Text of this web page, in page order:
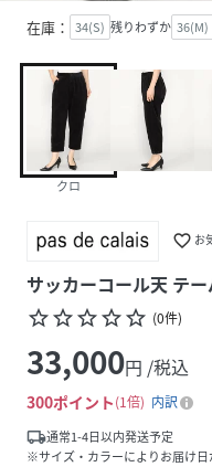
在庫： 34(S) 残りわずか 36(M)
クロ
favorite_border お
サッカーコール天 テ
star_borderstar_borderstar_borderstar_borderstar_border (0件)
33,000円 /税込
300ポイント 1倍
内訳
local_shipping通常1-4日以内発送予定
※サイズ・カラーによりお届け日